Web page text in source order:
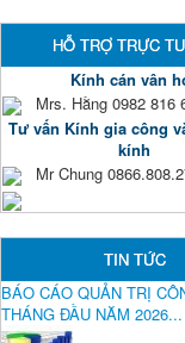
HỖ TRỢ TRỰC
Kính cán vân
Mrs. Hằng 0982 816
Tư vấn Kính gia công
kính
Mr Chung
TIN TỨC
BÁO CÁO QUẢN TRỊ
THÁNG ĐẦU NĂM 2026...